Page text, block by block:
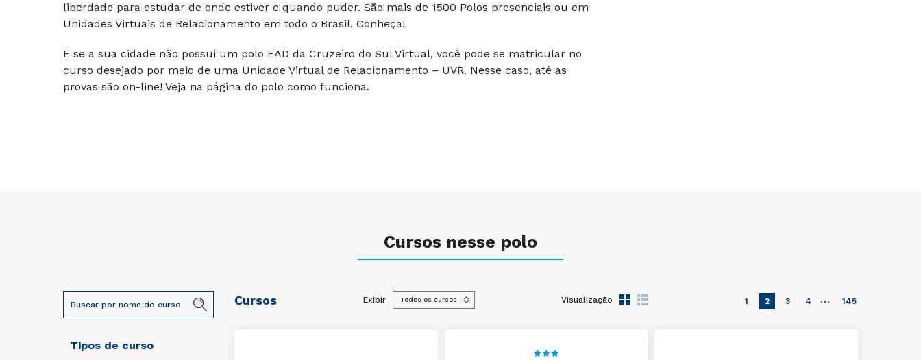
liberdade para estudar de onde estiver e quando puder. São mais de 1500 Polos presenciais ou em
Unidades Virtuais de Relacionamento em todo o Brasil. Conheça!
E se a sua cidade não possui um polo EAD da Cruzeiro do Sul Virtual, você pode se matricular no
curso desejado por meio de uma Unidade Virtual de Relacionamento – UVR. Nesse caso, até as
provas são on-line! Veja na página do polo como funciona.
Cursos nesse polo
Tipos de curso
Cursos Exibir Visualização 1 2 3 4 … 145